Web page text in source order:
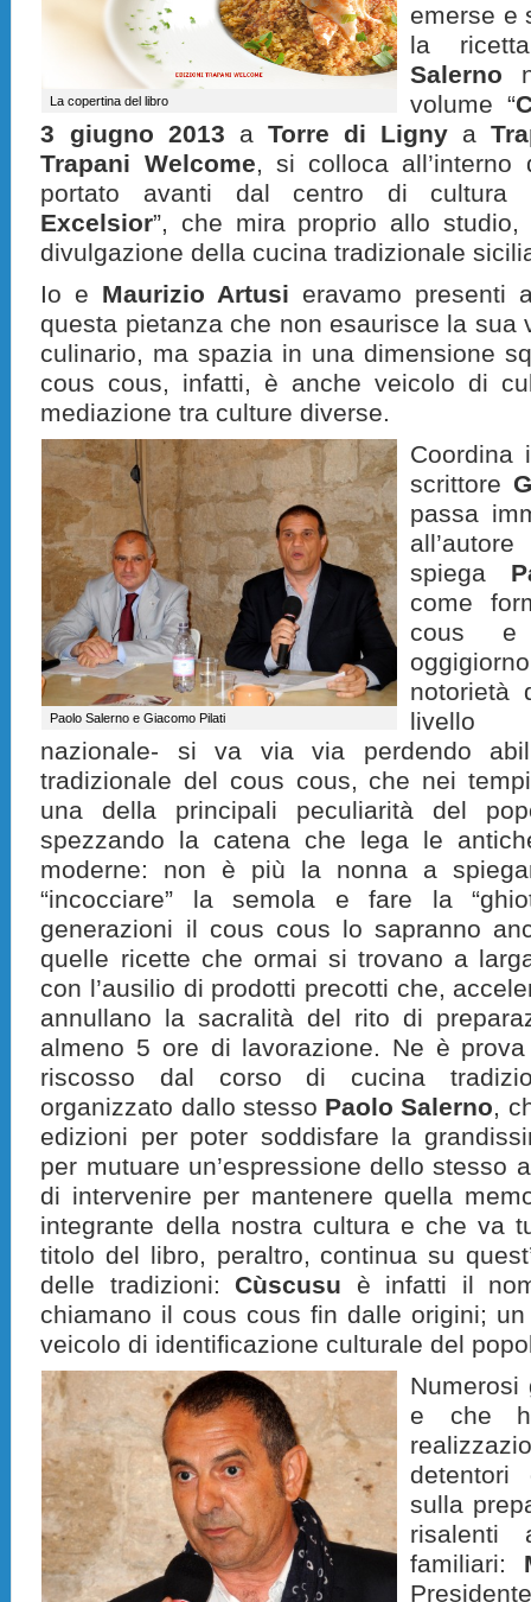
La copertina del libro
emerse e
la
Salerno
volume “
3 giugno 2013 a Torre di Ligny a
Trapani Welcome, si colloca all’interno
portato avanti dal centro di cultura
Excelsior”, che mira proprio allo
divulgazione della cucina tradizionale
Io e Maurizio Artusi eravamo presenti
questa pietanza che non esaurisce la sua
culinario, ma spazia in una dimensione
cous cous, infatti, è anche veicolo di
mediazione tra culture diverse.
Paolo Salerno e Giacomo Pilati
Coordina
scrittore
passa
spiega
come
cous e
notorietà
livello
nazionale- si va via via perdendo
tradizionale del cous cous, che nei
una della principali peculiarità del
spezzando la catena che lega le
moderne: non è più la nonna a
“incocciare” la semola e fare la
generazioni il cous cous lo sapranno
quelle ricette che ormai si trovano a
con l’ausilio di prodotti precotti che,
annullano la sacralità del rito di
almeno 5 ore di lavorazione. Ne è
riscosso dal corso di cucina
organizzato dallo stesso Paolo Salerno,
edizioni per poter soddisfare la
per mutuare un’espressione dello stesso
di intervenire per mantenere quella
integrante della nostra cultura e che va
titolo del libro, peraltro, continua su
delle tradizioni: Cùscusu è infatti il
chiamano il cous cous fin dalle origini;
veicolo di identificazione culturale del
Numerosi
e che
sulla
risalenti
familiari: